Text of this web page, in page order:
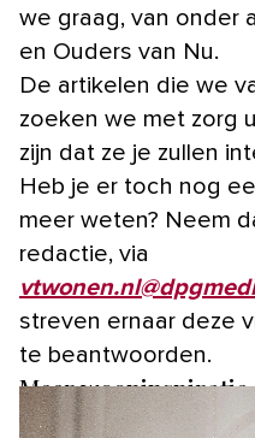
we graag, van onder
en Ouders van Nu.
De artikelen die we
zoeken we met zorg
zijn dat ze je zullen
Heb je er toch nog
meer weten? Neem
redactie, via
streven ernaar deze
te beantwoorden.
Meer wooninspiratie